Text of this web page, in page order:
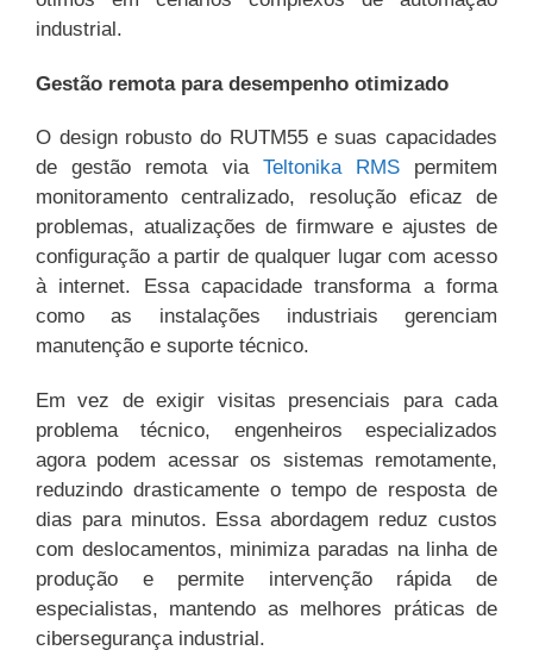
industrial.
Gestão remota para desempenho otimizado
O design robusto do RUTM55 e suas capacidades
de gestão remota via Teltonika RMS permitem
monitoramento centralizado, resolução eficaz de
problemas, atualizações de firmware e ajustes de
configuração a partir de qualquer lugar com acesso
à internet. Essa capacidade transforma a forma
como as instalações industriais gerenciam
manutenção e suporte técnico.
Em vez de exigir visitas presenciais para cada
problema técnico, engenheiros especializados
agora podem acessar os sistemas remotamente,
reduzindo drasticamente o tempo de resposta de
dias para minutos. Essa abordagem reduz custos
com deslocamentos, minimiza paradas na linha de
produção e permite intervenção rápida de
especialistas, mantendo as melhores práticas de
cibersegurança industrial.